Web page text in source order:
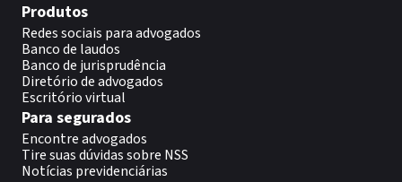
Produtos
Redes sociais para advogados
Banco de laudos
Banco de jurisprudência
Diretório de advogados
Escritório virtual
Para segurados
Encontre advogados
Tire suas dúvidas sobre NSS
Notícias previdenciárias